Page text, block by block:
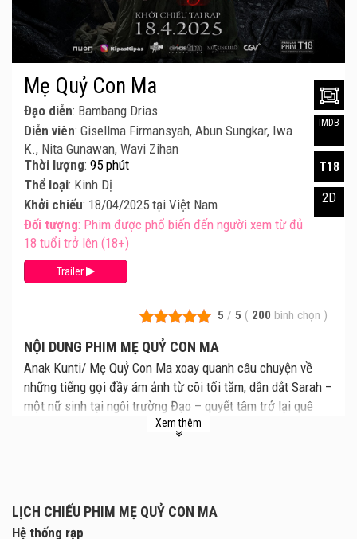
5 / 5 ( 200 bình chọn )
NỘI DUNG PHIM MẸ QUỶ CON MA
Anak Kunti/ Mẹ Quỷ Con Ma xoay quanh câu chuyện về
những tiếng gọi đầy ám ảnh từ cõi tối tăm, dẫn dắt Sarah –
một nữ sinh tại ngôi trường Đạo – quyết tâm trở lại quê
hương để khám phá nguồn gốc của mình. Khi đặt chân
hề hay biết rằng sự xuất hiện của mình đã vô tình đánh
thức linh hồn đầy oan khuất của mẹ – người từng bị sát
Xem thêm
Mẹ Quỷ Con Ma
Đạo diễn: Bambang Drias
Diễn viên: Gisellma Firmansyah, Abun Sungkar, Iwa
K., Nita Gunawan, Wavi Zihan
Thời lượng: 95 phút
Thể loại: Kinh Dị
Khởi chiếu: 18/04/2025 tại Việt Nam
Đối tượng: Phim được phổ biến đến người xem từ đủ
18 tuổi trở lên (18+)
Trailer
IMDB
T18
2D
LỊCH CHIẾU PHIM MẸ QUỶ CON MA
Hệ thống rạp